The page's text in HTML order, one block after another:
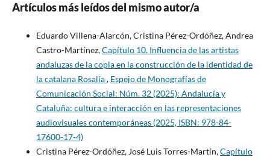
Artículos más leídos del mismo autor/a
Eduardo Villena-Alarcón, Cristina Pérez-Ordóñez, Andrea
Castro-Martínez,Capítulo 10. Influencia de las artistas
andaluzas de la copla en la construcción de la identidad de
la catalana Rosalía, Espejo de Monografías de
Comunicación Social: Núm. 32 (2025): Andalucía y
Cataluña: cultura e interacción en las representaciones
audiovisuales contemporáneas (2025, ISBN: 978-84-
17600-17-4)
Cristina Pérez-Ordóñez, José Luis Torres-Martín,Capítulo